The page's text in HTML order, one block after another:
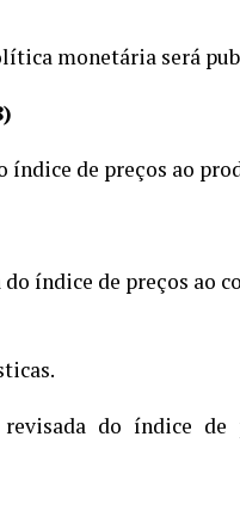
monetária será
índice de preços ao
índice de preços ao
do índice de